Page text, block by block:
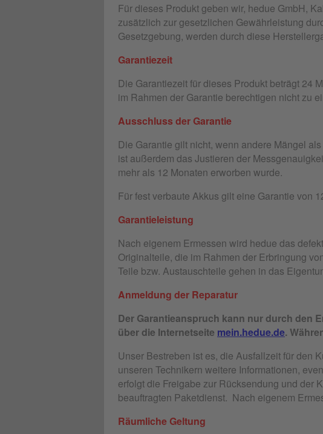
Für dieses Produkt geben wir, hedue GmbH,
zusätzlich zur gesetzlichen Gewährleistung
Gesetzgebung, werden durch diese
Garantiezeit
Die Garantiezeit für dieses Produkt beträgt 24
im Rahmen der Garantie berechtigen nicht zu
Ausschluss der Garantie
Die Garantie gilt nicht, wenn andere Mängel
ist außerdem das Justieren der
mehr als 12 Monaten erworben wurde.
Für fest verbaute Akkus gilt eine Garantie von
Garantieleistung
Nach eigenem Ermessen wird hedue das
Originalteile, die im Rahmen der Erbringung
Teile bzw. Austauschteile gehen in das
Anmeldung der Reparatur
Der Garantieanspruch kann nur durch den
über die Internetseite mein.hedue.de.
Unser Bestreben ist es, die Ausfallzeit für den
unseren Technikern weitere Informationen,
erfolgt die Freigabe zur Rücksendung und der
beauftragten Paketdienst. Nach eigenem
Räumliche Geltung